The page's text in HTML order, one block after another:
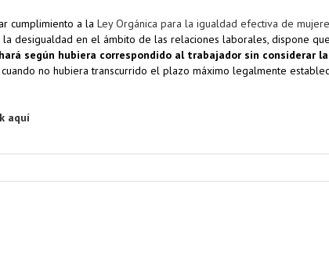
cumplimiento a la Ley Orgánica para la igualdad efectiva de
desigualdad en el ámbito de las relaciones laborales, dispone que
según hubiera correspondido al trabajador sin considerar
no hubiera transcurrido el plazo máximo legalmente
aquí